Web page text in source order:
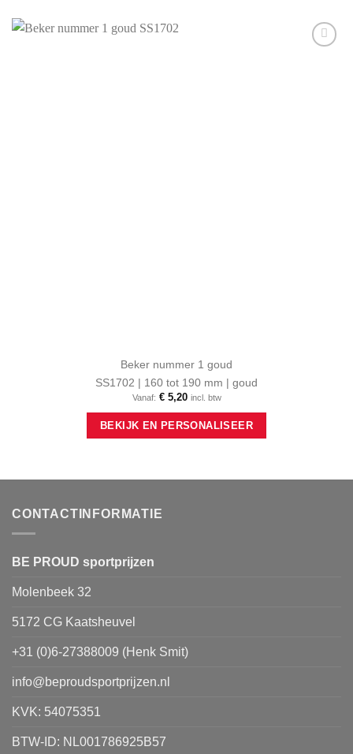
Beker nummer 1 goud
SS1702 | 160 tot 190 mm | goud
Vanaf: €5,20 incl. btw
BEKIJK EN PERSONALISEER
CONTACTINFORMATIE
BE PROUD sportprijzen
Molenbeek 32
5172 CG Kaatsheuvel
+31 (0)6-27388009 (Henk Smit)
info@beproudsportprijzen.nl
KVK: 54075351
BTW-ID: NL001786925B57